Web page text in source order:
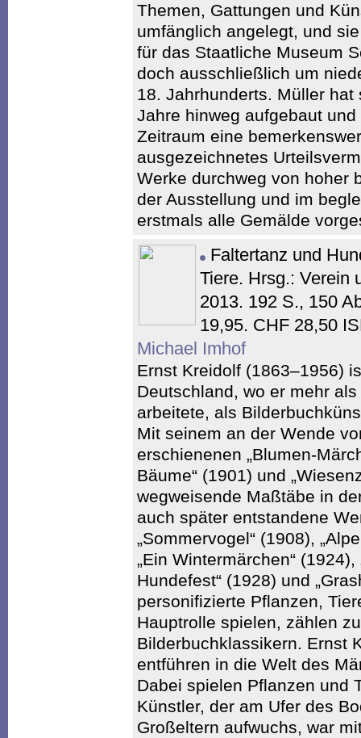
Themen, Gattungen und
umfänglich angelegt, und
für das Staatliche Museum
doch ausschließlich um
18. Jahrhunderts. Müller
Jahre hinweg aufgebaut
Zeitraum eine
ausgezeichnetes
Werke durchweg von hoher
der Ausstellung und im
erstmals alle Gemälde
Faltertanz und
Tiere. Hrsg.: Verein
2013. 192 S., 150
19,95. CHF 28,50
Michael Imhof
Ernst Kreidolf (1863–1956)
Deutschland, wo er mehr
arbeitete, als
Mit seinem an der Wende
erschienenen „Blumen-
Bäume“ (1901) und
wegweisende Maßtäbe in
auch später entstandene
„Sommervogel“ (1908),
„Ein Wintermärchen“
Hundefest“ (1928) und
personifizierte Pflanzen,
Hauptrolle spielen, zählen
Bilderbuchklassikern. Ernst
entführen in die Welt des
Dabei spielen Pflanzen und
Künstler, der am Ufer des
Großeltern aufwuchs, war